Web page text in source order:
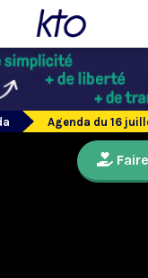
Agenda du 16